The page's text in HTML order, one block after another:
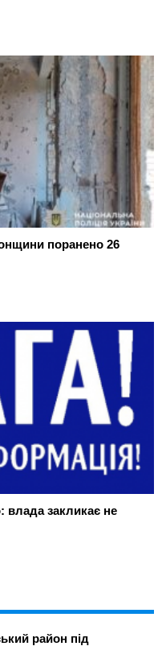
поранено 26
влада закликає не
район під